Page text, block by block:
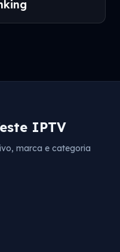
IPTV
marca e categoria